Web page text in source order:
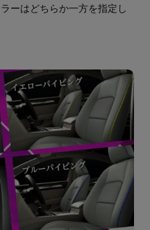
ーはどちらか一方を指定し